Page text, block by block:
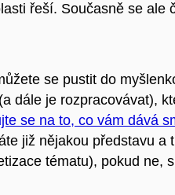
řeší. Současně se
se pustit do
dále je rozpracovávat),
se na to, co vám dává
již nějakou představu a
tématu), pokud ne,